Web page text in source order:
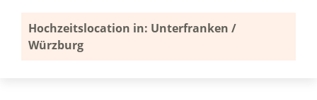
Hochzeitslocation in: Unterfranken /
Würzburg